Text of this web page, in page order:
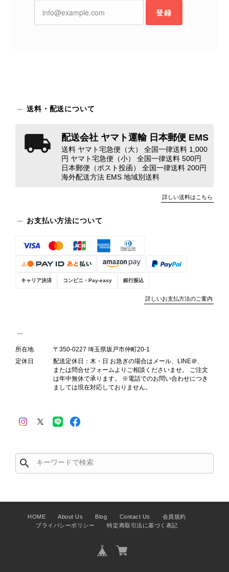
この度はご購入いただき、そして素敵
た迅速にお届けできたとのこと、大変
安心いたしました！ さらに、「思っ
た以上に素敵なお品でした」とのお言
葉をいただき、スタッフ一同とても嬉
ひこちらの商品を末永くご愛用いただ
商品やご不明な点などございました
い。 またご縁がございましたら、ぜ
ひよろしくお願いいたします。
VintageShop solo
登録
送料・配送について
配送会社 ヤマト運輸 日本郵便 EMS
送料 ヤマト宅急便（大） 全国一律送料 1,000
円 ヤマト宅急便（小） 全国一律送料 500円
日本郵便（ポスト投函） 全国一律送料 200円
海外配送方法 EMS 地域別送料
詳しい送料はこちら
お支払い方法について
キャリア決済 コンビニ・Pay-easy 銀行振込
詳しいお支払方法のご案内
所在地
〒350-0227 埼玉県坂戸市仲町20-1
定休日
配送定休日：木・日 お急ぎの場合はメール、LINE＠、
または問合せフォームよりご相談くださいませ。 ご注文
は年中無休で承ります。 ※電話でのお問い合わせにつき
ましては現在対応しておりません。
search
HOME About Us Blog Contact Us
会員規約
プライバシーポリシー
特定商取引法に基づく表記